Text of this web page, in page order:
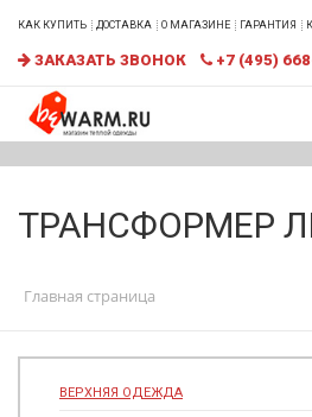
КАК КУПИТЬ ДОСТАВКА О МАГАЗИНЕ ГАРАНТИЯ
ЗАКАЗАТЬ ЗВОНОК +7 (495)
ТРАНСФОРМЕР
Главная страница
ВЕРХНЯЯ ОДЕЖДА